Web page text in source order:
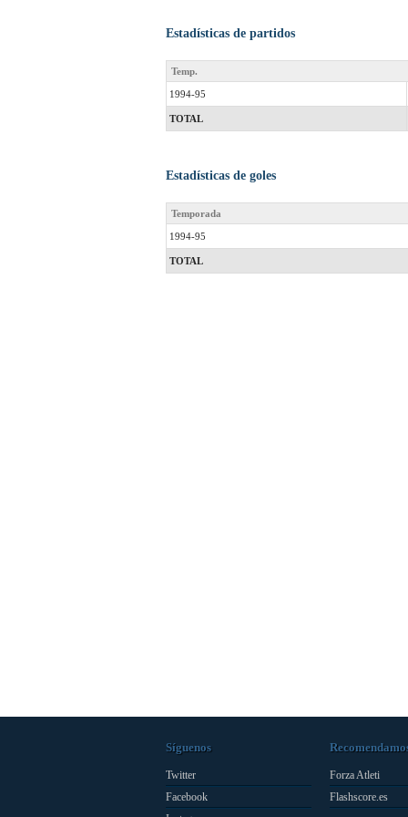
Estadísticas de partidos
Temp.
1994-95
TOTAL
Estadísticas de goles
Temporada
1994-95
TOTAL
Síguenos
Twitter
Facebook
Forza Atleti
Flashscore.es